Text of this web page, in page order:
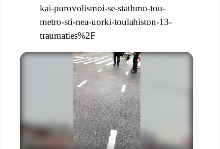
kai-purovolismoi-se-stathmo-tou-
metro-sti-nea-uorki-toulahiston-13-
traumaties%2F